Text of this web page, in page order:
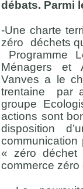
débats. Parmi
-Une charte
zéro déchets
Programme
Ménagers et
Vanves a le
trentaine par
groupe
actions sont
disposition
« zéro
commerce